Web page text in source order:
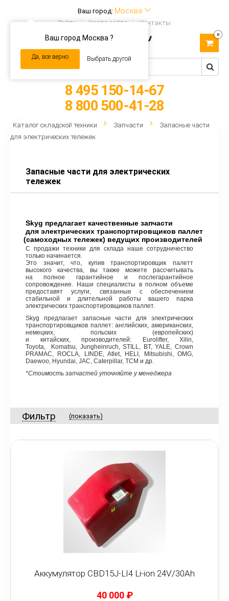
Ваш город: Москва
Ваш город Москва ?
Да, все верно Выбрать другой
Войти Карта сайта Контакты
navigation
0
8 495 150-14-67
8 800 500-41-28
Каталог складской техники Запчасти
Запасные части
для электрических тележек
Запасные части для электрических
тележек
Skyg предлагает качественные запчасти
для электрических транспортировщиков паллет
(самоходныхтележек) ведущих производителей
С продажи техники для склада наше сотрудничество
только начинается.
Это значит, что, купив транспортировщик палетт
высокого качества, вы также можете рассчитывать
на полное гарантийное и послегарантийное
сопровождение. Наши специалисты в полном объеме
предоставят услуги, связанные с обеспечением
стабильной и длительной работы вашего парка
электрических транспортировщиков паллет.
Skyg предлагает запасные части для электрических
транспортировщиков паллет: английских, американских,
немецких, польских
(европейских)
и китайских, производителей: Eurolifter, Xilin,
Toyota, Komatsu, Jungheinruch, STILL, BT, YALE, Crown
PRAMAC, ROCLA, LINDE, Atlet, HELI, Mitsubishi, OMG,
Daewoo, Hyundai, JAC, Caterpillar, TCM и др.
*Стоимость запчастей уточняйте у менеджера
Фильтр (показать)
Аккумулятор CBD15J-LI4 Li-ion 24V/30Ah
40 000 ₽